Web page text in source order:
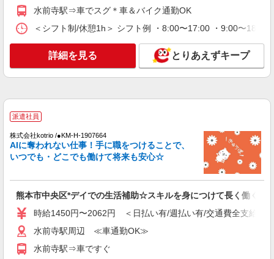
高齢者向けマンションstaff
時給1550円 ◆前払い・日払い・週払いOK
キープ 詳細を見る
STAFF★資格や経験を活かす
時給1250円〜 ＜資格や経験に応じて決定/交
通費全支給(ガソリン代含む)＞
詳細を見る
アルバイト パート 派遣社員 紹介予定派遣
日研トータルソーシング株式会社 メディカルケア事業部/熊本オフィ
ス
水前寺駅⇒車でスグ＊車＆バイク通勤OK
＜シフト制/休憩1h＞ シフト例 ・8:00〜17:00 ・9:00〜
詳細を見る とりあえずキープ
派遣社員
株式会社kotrio /●KM-H-1907664
AIに奪われない仕事！手に職をつけることで、
いつでも・どこでも働けて将来も安心☆
熊本市中央区*デイでの生活補助☆スキルを身につけて長く働く♪
時給1450円〜2062円 ＜日払い有/週払い有/交通費全支給(ガ
水前寺駅周辺 ≪車通勤OK≫
水前寺駅⇒車ですぐ